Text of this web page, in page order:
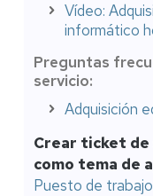
Vídeo:
informático
Preguntas
servicio:
Adquisición
Crear ticket de
como tema de
Puesto de